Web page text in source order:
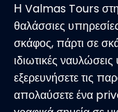
Η Valmas Tours
θαλάσσιες
σκάφος, πάρτι σε
ιδιωτικές
εξερευνήσετε τις
απολαύσετε ένα